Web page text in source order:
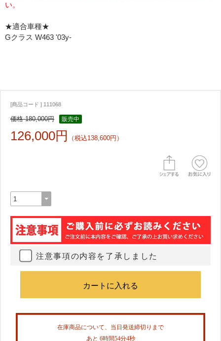
い。
★適合車種★
Gクラス W463 '03y-
[商品コード ] 111068
価格 180,000円 販売中
126,000円 （税込138,600円）
注意事項の内容を了承しました
在庫商品について、当日発送締切りまで
あと 6時間54分4秒